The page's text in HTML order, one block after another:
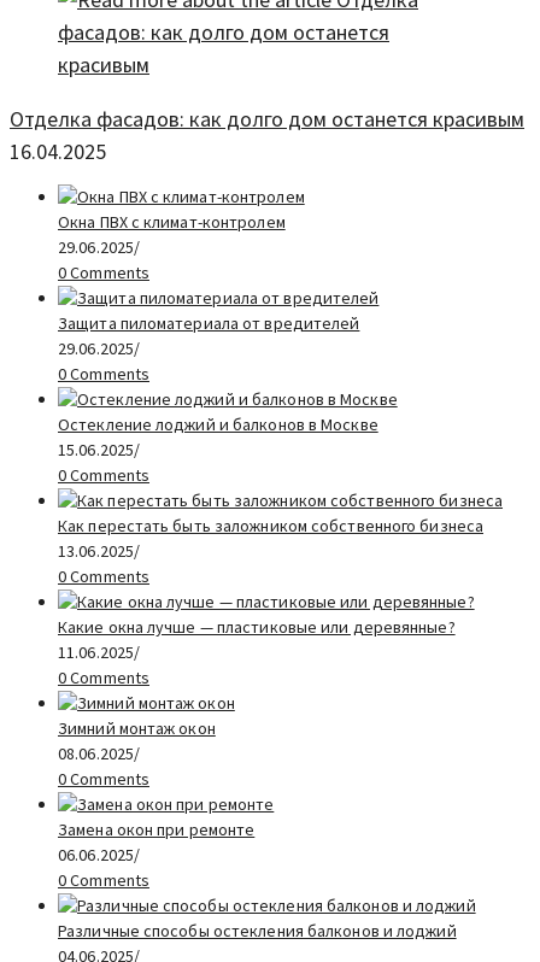
Отделка фасадов: как долго дом останется красивым
16.04.2025
Окна ПВХ с климат-контролем
29.06.2025/
0 Comments
Защита пиломатериала от вредителей
29.06.2025/
0 Comments
Остекление лоджий и балконов в Москве
15.06.2025/
0 Comments
Как перестать быть заложником собственного бизнеса
13.06.2025/
0 Comments
Какие окна лучше — пластиковые или деревянные?
11.06.2025/
0 Comments
Зимний монтаж окон
08.06.2025/
0 Comments
Замена окон при ремонте
06.06.2025/
0 Comments
Различные способы остекления балконов и лоджий
04.06.2025/